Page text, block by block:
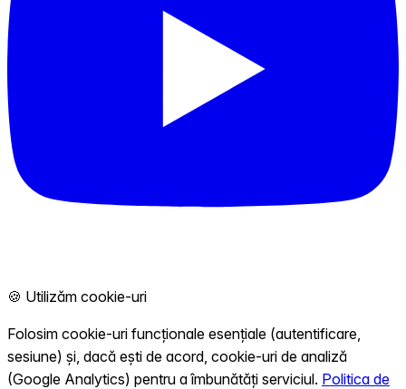
🍪 Utilizăm cookie-uri
Folosim cookie-uri funcționale esențiale (autentificare,
sesiune) și, dacă ești de acord, cookie-uri de analiză
(Google Analytics) pentru a îmbunătăți serviciul. Politica de